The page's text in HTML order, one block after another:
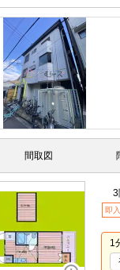
間取図
3
即
1